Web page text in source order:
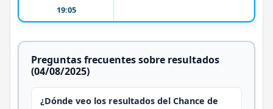
19:05
Preguntas frecuentes sobre resultados
(04/08/2025)
¿Dónde veo los resultados del Chance de